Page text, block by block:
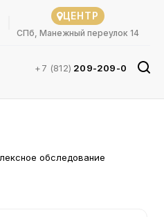
ЦЕНТР
СПб, Манежный переулок 14
+7 (812) 209-209-0
обследование